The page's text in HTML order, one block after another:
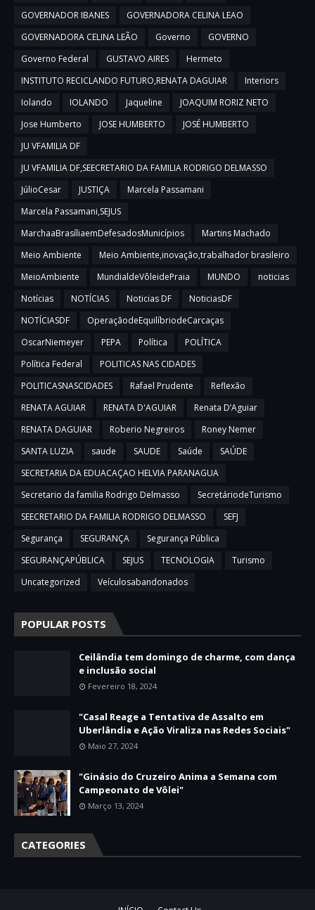
GOVERNADOR IBANES
GOVERNADORA CELINA LEAO
GOVERNADORA CELINA LEÃO
Governo
GOVERNO
Governo Federal
GUSTAVO AIRES
Hermeto
INSTITUTO RECICLANDO FUTURO,RENATA DAGUIAR
Interiors
Iolando
IOLANDO Jaqueline
JOAQUIM RORIZ NETO
Jose Humberto
JOSE HUMBERTO
JOSÉ HUMBERTO
JU VFAMILIA DF
JU VFAMILIA DF,SEECRETARIO DA FAMILIA RODRIGO DELMASSO
JúlioCesar
JUSTIÇA
Marcela Passamani
Marcela Passamani,SEJUS
MarchaaBrasíliaemDefesadosMunicípios
Martins Machado
Meio Ambiente
Meio Ambiente,inovação,trabalhador brasileiro
MeioAmbiente
MundialdeVôleidePraia MUNDO
noticias
Notícias
NOTÍCIAS Noticias DF
NoticiasDF
NOTÍCIASDF
OperaçãodeEquilíbriodeCarcaças
OscarNiemeyer
PEPA Política
POLÍTICA
Política Federal
POLITICAS NAS CIDADES
POLITICASNASCIDADES
Rafael Prudente
Reflexão
RENATA AGUIAR
RENATA D'AGUIAR
Renata D’Aguiar
RENATA DAGUIAR
Roberio Negreiros
Roney Nemer
SANTA LUZIA
saude SAUDE Saúde
SAÚDE
SECRETARIA DA EDUACAÇAO HELVIA PARANAGUA
Secretario da familia Rodrigo Delmasso
SecretáriodeTurismo
SEECRETARIO DA FAMILIA RODRIGO DELMASSO
SEFJ
Segurança
SEGURANÇA
Segurança Pública
SEGURANÇAPÚBLICA
SEJUS TECNOLOGIA
Turismo
Uncategorized
Veículosabandonados
POPULAR POSTS
Ceilândia tem domingo de charme, com dança
e inclusão social
Fevereiro 18, 2024
"Casal Reage a Tentativa de Assalto em
Uberlândia e Ação Viraliza nas Redes Sociais"
Maio 27, 2024
"Ginásio do Cruzeiro Anima a Semana com
Campeonato de Vôlei"
Março 13, 2024
CATEGORIES